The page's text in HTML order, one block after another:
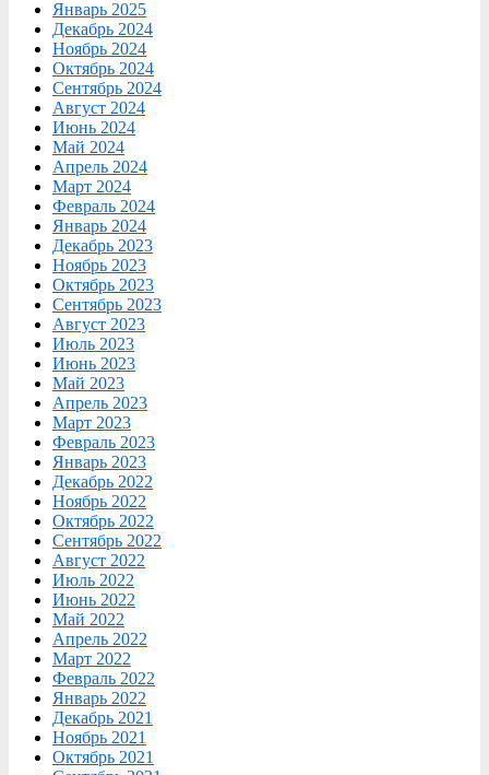
Январь 2025
Декабрь 2024
Ноябрь 2024
Октябрь 2024
Сентябрь 2024
Август 2024
Июнь 2024
Май 2024
Апрель 2024
Март 2024
Февраль 2024
Январь 2024
Декабрь 2023
Ноябрь 2023
Октябрь 2023
Сентябрь 2023
Август 2023
Июль 2023
Июнь 2023
Май 2023
Апрель 2023
Март 2023
Февраль 2023
Январь 2023
Декабрь 2022
Ноябрь 2022
Октябрь 2022
Сентябрь 2022
Август 2022
Июль 2022
Июнь 2022
Май 2022
Апрель 2022
Март 2022
Февраль 2022
Январь 2022
Декабрь 2021
Ноябрь 2021
Октябрь 2021